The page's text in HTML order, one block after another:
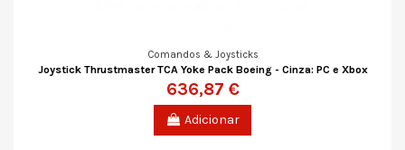
Comandos & Joysticks
Joystick Thrustmaster TCA Yoke Pack Boeing - Cinza: PC e Xbox
636,87 €
Adicionar